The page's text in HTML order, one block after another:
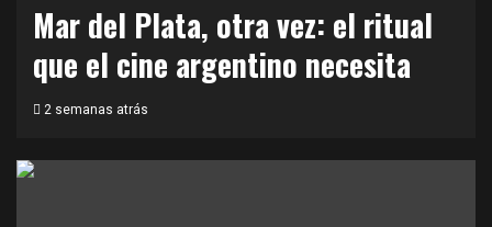
Mar del Plata, otra vez: el ritual
que el cine argentino necesita
2 semanas atrás